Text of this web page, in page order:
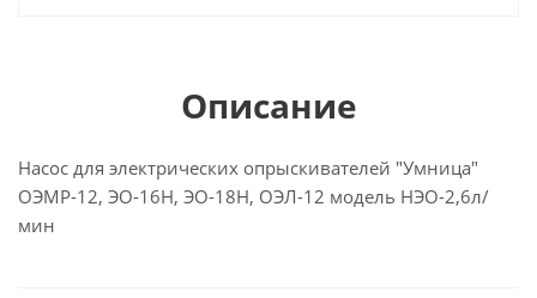
Описание
Насос для электрических опрыскивателей "Умница"
ОЭМР-12, ЭО-16Н, ЭО-18Н, ОЭЛ-12 модель НЭО-2,6л/
мин